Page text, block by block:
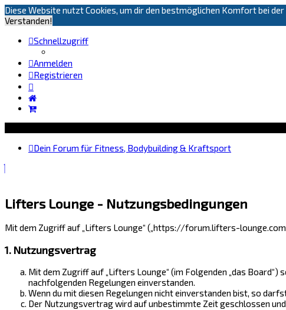
Diese Website nutzt Cookies, um dir den bestmöglichen Komfort bei
Verstanden!
Schnellzugriff
Anmelden
Registrieren
Dein Forum für Fitness, Bodybuilding & Kraftsport
Lifters Lounge - Nutzungsbedingungen
Mit dem Zugriff auf „Lifters Lounge“ („https://forum.lifters-
1. Nutzungsvertrag
Mit dem Zugriff auf „Lifters Lounge“ (im Folgenden „das
nachfolgenden Regelungen einverstanden.
Wenn du mit diesen Regelungen nicht einverstanden bist, so
Der Nutzungsvertrag wird auf unbestimmte Zeit geschlossen